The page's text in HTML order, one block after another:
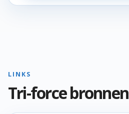
LINKS
Tri-force bronnen